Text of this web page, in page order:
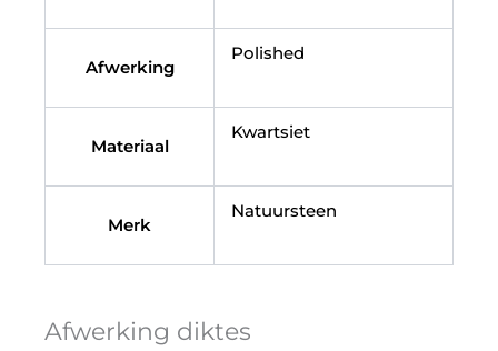
Afwerking
Polished
Materiaal
Kwartsiet
Merk
Natuursteen
Afwerking diktes